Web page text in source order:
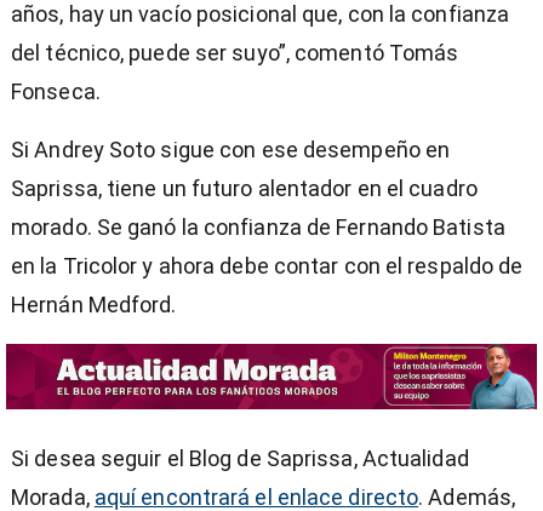
años, hay un vacío posicional que, con la confianza
del técnico, puede ser suyo”, comentó Tomás
Fonseca.
Si Andrey Soto sigue con ese desempeño en
Saprissa, tiene un futuro alentador en el cuadro
morado. Se ganó la confianza de Fernando Batista
en la Tricolor y ahora debe contar con el respaldo de
Hernán Medford.
Si desea seguir el Blog de Saprissa, Actualidad
Morada, aquí encontrará el enlace directo. Además,